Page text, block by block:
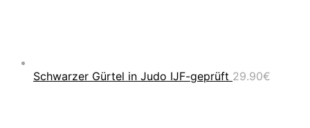
Schwarzer Gürtel in Judo IJF-geprüft 29.90€